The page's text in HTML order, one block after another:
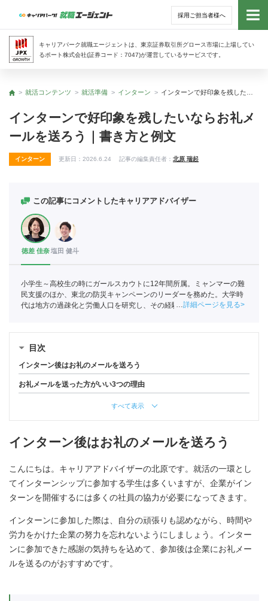
採用ご担当者様へ
キャリアパーク就職エージェントは、東京証券取引所グロース市場に上場してい
るポート株式会社(証券コード：7047)が運営しているサービスです。
トッ
トップ
就活コンテンツ 就活準備 インターン
インターンで好印象を残したいならお礼メ
ールを送ろう｜書き方と例文
インターン 更新日： 2026.6.24 記事の編集責任者： 北原 瑞起
この記事にコメントしたキャリアアドバイザー
徳差 佳奈塩田 健斗
小学生～高校生の時にガールスカウトに12年間所属。ミャンマーの難
民支援のほか、東北の防災キャンペーンのリーダーを務めた。大学時
代は地方の過疎化と労働人口を研究し、その経験を活かせるポートへ
詳細ページを見る
目次
インターン後はお礼のメールを送ろう
お礼メールを送った方がいい3つの理由
すべて表示
インターン後はお礼のメールを送ろう
こんにちは。キャリアアドバイザーの北原です。就活の一環とし
てインターンシップに参加する学生は多くいますが、企業がイン
ターンを開催するには多くの社員の協力が必要になってきます。
インターンに参加した際は、自分の頑張りも認めながら、時間や
労力をかけた企業の努力を忘れないようにしましょう。インター
ンに参加できた感謝の気持ちを込めて、参加後は企業にお礼メー
ルを送るのがおすすめです。